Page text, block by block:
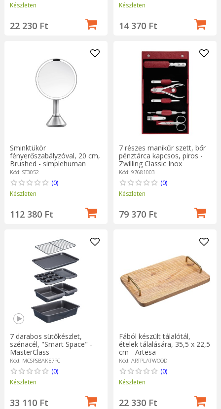
Készleten
22 230 Ft
Készleten
14 370 Ft
Sminktükör
fényerőszabályzóval, 20 cm,
Brushed - simplehuman
Kód: ST3052
(0)
Készleten
112 380 Ft
7 részes manikűr szett, bőr
pénztárca kapcsos, piros -
Zwilling Classic Inox
Kód: 97681003
(0)
Készleten
79 370 Ft
7 darabos sütőkészlet,
szénacél, "Smart Space" -
MasterClass
Kód: MCSPSBAKE7PC
(0)
Készleten
33 110 Ft
Fából készült tálalótál,
ételek tálalására, 35,5 x 22,5
cm - Artesa
Kód: ARTPLATWOOD
(0)
Készleten
22 330 Ft